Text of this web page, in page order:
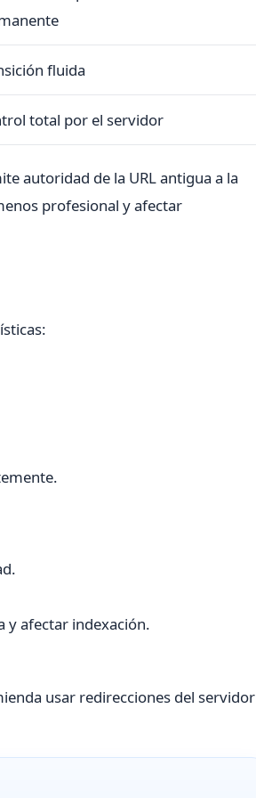
fluida
total por el servidor
autoridad de la URL antigua a la
profesional y afectar
y afectar indexación.
usar redirecciones del servidor